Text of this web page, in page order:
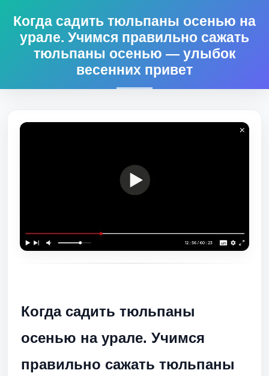
Когда садить тюльпаны осенью на
урале. Учимся правильно сажать
тюльпаны осенью — улыбок
весенних привет
Когда садить тюльпаны
осенью на урале. Учимся
правильно сажать тюльпаны